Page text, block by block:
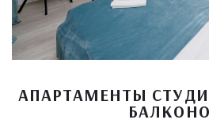
АПАРТАМЕНТЫ